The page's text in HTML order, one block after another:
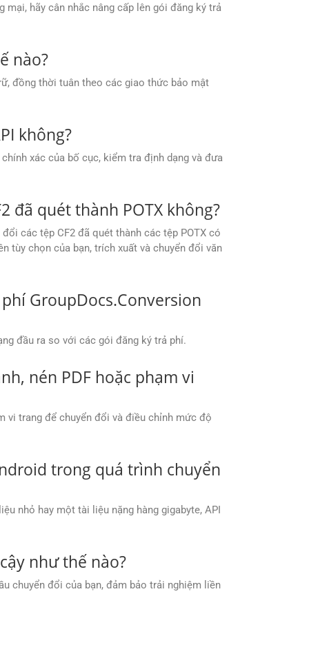
hãy cân nhắc nâng cấp lên gói đăng ký trả
nào?
đồng thời tuân theo các giao thức bảo mật
không?
xác của bố cục, kiểm tra định dạng và đưa
đã quét thành POTX không?
các tệp CF2 đã quét thành các tệp POTX có
tùy chọn của bạn, trích xuất và chuyển đổi văn
GroupDocs.Conversion
đầu ra so với các gói đăng ký trả phí.
nén PDF hoặc phạm vi
vi trang để chuyển đổi và điều chỉnh mức độ
trong quá trình chuyển
nhỏ hay một tài liệu nặng hàng gigabyte, API
như thế nào?
chuyển đổi của bạn, đảm bảo trải nghiệm liền